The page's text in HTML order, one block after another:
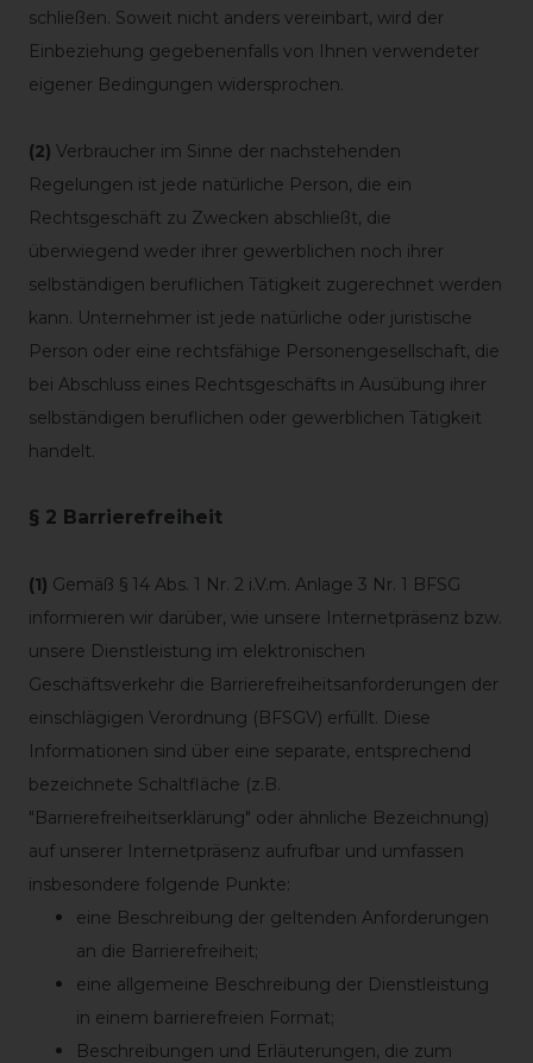
schließen. Soweit nicht anders vereinbart, wird der
Einbeziehung gegebenenfalls von Ihnen verwendeter
eigener Bedingungen widersprochen.
(2) Verbraucher im Sinne der nachstehenden
Regelungen ist jede natürliche Person, die ein
Rechtsgeschäft zu Zwecken abschließt, die
überwiegend weder ihrer gewerblichen noch ihrer
selbständigen beruflichen Tätigkeit zugerechnet werden
kann. Unternehmer ist jede natürliche oder juristische
Person oder eine rechtsfähige Personengesellschaft, die
bei Abschluss eines Rechtsgeschäfts in Ausübung ihrer
selbständigen beruflichen oder gewerblichen Tätigkeit
handelt.
§ 2 Barrierefreiheit
(1) Gemäß § 14 Abs. 1 Nr. 2 i.V.m. Anlage 3 Nr. 1 BFSG
informieren wir darüber, wie unsere Internetpräsenz bzw.
unsere Dienstleistung im elektronischen
Geschäftsverkehr die Barrierefreiheitsanforderungen der
einschlägigen Verordnung (BFSGV) erfüllt. Diese
Informationen sind über eine separate, entsprechend
bezeichnete Schaltfläche (z.B.
"Barrierefreiheitserklärung" oder ähnliche Bezeichnung)
auf unserer Internetpräsenz aufrufbar und umfassen
insbesondere folgende Punkte:
eine Beschreibung der geltenden Anforderungen
an die Barrierefreiheit;
eine allgemeine Beschreibung der Dienstleistung
in einem barrierefreien Format;
Beschreibungen und Erläuterungen, die zum